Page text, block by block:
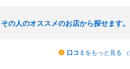
の人のオススメのお店から探せます。
口コミ をもっと見る （